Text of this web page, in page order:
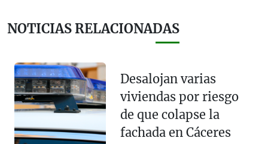
NOTICIAS RELACIONADAS
Desalojan varias
viviendas por riesgo
de que colapse la
fachada en Cáceres